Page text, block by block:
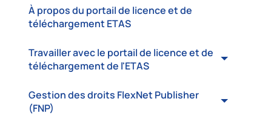
À propos du portail de licence et de
téléchargement ETAS
Travailler avec le portail de licence et de
téléchargement de l'ETAS
Gestion des droits FlexNet Publisher
(FNP)